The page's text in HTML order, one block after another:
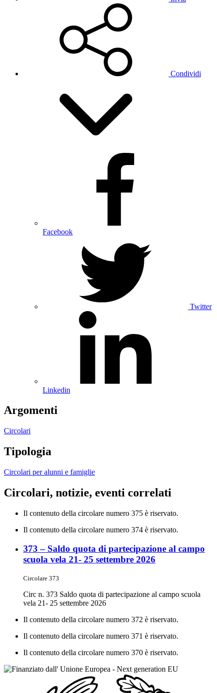
Condividi
Facebook
Twitter
Linkedin
Argomenti
Circolari
Tipologia
Circolari per alunni e famiglie
Circolari, notizie, eventi correlati
Il contenuto della circolare numero 375 è riservato.
Il contenuto della circolare numero 374 è riservato.
373 – Saldo quota di partecipazione al campo
scuola vela 21- 25 settembre 2026
Circolare 373
Circ n. 373 Saldo quota di partecipazione al campo scuola
vela 21- 25 settembre 2026
Il contenuto della circolare numero 372 è riservato.
Il contenuto della circolare numero 371 è riservato.
Il contenuto della circolare numero 370 è riservato.